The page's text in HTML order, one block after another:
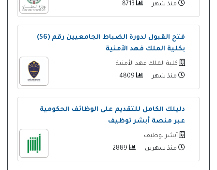
منذ شهر
فتح القبول لدورة الضباط الجامعيين رقم (56)
بكلية الملك فهد الأمنية
كلية الملك فهد الأمنية
منذ شهر
دليلك الكامل للتقديم على الوظائف الحكومية
عبر منصة أبشر توظيف
أبشر توظيف
منذ شهرين